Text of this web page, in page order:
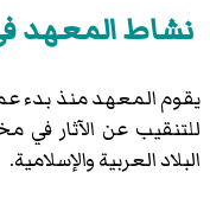
نشاط المعهد
يقوم المعهد منذ بدء
للتنقيب عن الآثار في
البلاد العربية والإسلامية.